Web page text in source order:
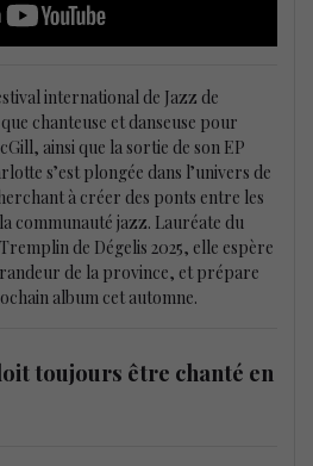
international de Jazz de
chanteuse et danseuse pour
ainsi que la sortie de son EP
s’est plongée dans l’univers de
à créer des ponts entre les
communauté jazz. Lauréate du
de Dégelis 2025, elle espère
de la province, et prépare
album cet automne.
toujours être chanté en